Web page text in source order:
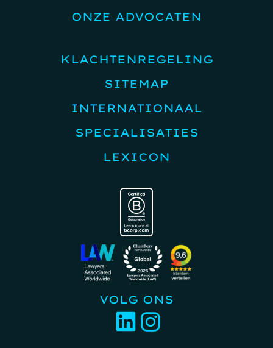
ONZE ADVOCATEN
KLACHTENREGELING
SITEMAP
INTERNATIONAAL
SPECIALISATIES
LEXICON
VOLG ONS